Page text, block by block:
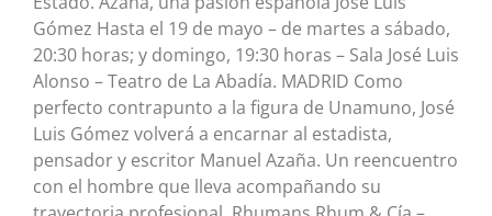
Gómez Hasta el 19 de mayo – de martes a sábado,
20:30 horas; y domingo, 19:30 horas – Sala José Luis
Alonso – Teatro de La Abadía. MADRID Como
perfecto contrapunto a la figura de Unamuno, José
Luis Gómez volverá a encarnar al estadista,
pensador y escritor Manuel Azaña. Un reencuentro
con el hombre que lleva acompañando su